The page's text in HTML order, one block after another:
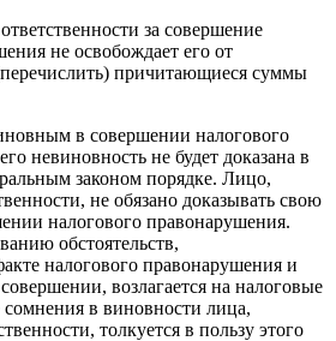
за совершение
не освобождает его от
причитающиеся суммы
в совершении налогового
невиновность не будет доказана в
законом порядке. Лицо,
не обязано доказывать свою
налогового правонарушения.
обстоятельств,
налогового правонарушения и
возлагается на налоговые
в виновности лица,
толкуется в пользу этого